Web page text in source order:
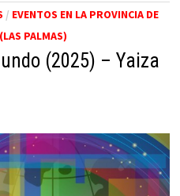
/ EVENTOS EN LA PROVINCIA DE
PALMAS)
(2025) – Yaiza